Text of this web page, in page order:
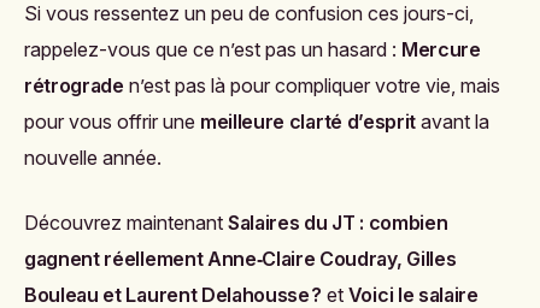
Si vous ressentez un peu de confusion ces jours-ci,
rappelez-vous que ce n’est pas un hasard : Mercure
rétrograde n’est pas là pour compliquer votre vie, mais
pour vous offrir une meilleure clarté d’esprit avant la
nouvelle année.
Découvrez maintenant Salaires du JT : combien
gagnent réellement Anne‑Claire Coudray, Gilles
Bouleau et Laurent Delahousse ? et Voici le salaire